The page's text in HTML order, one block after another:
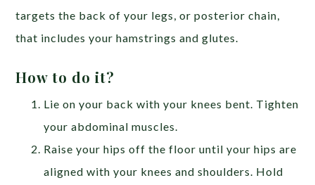
targets the back of your legs, or posterior chain,
that includes your hamstrings and glutes.
How to do it?
Lie on your back with your knees bent. Tighten
your abdominal muscles.
Raise your hips off the floor until your hips are
aligned with your knees and shoulders. Hold